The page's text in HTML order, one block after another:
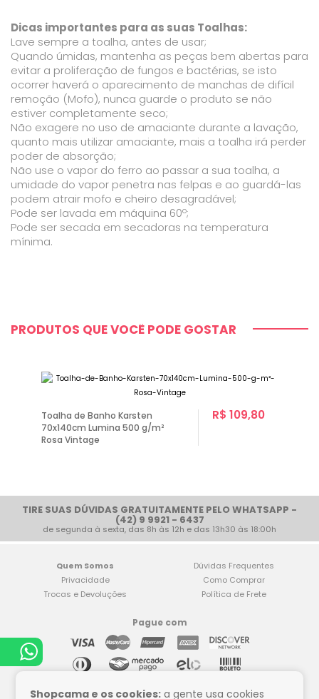
Dicas importantes para as suas Toalhas:
Lave sempre a toalha, antes de usar;
Quando úmidas, mantenha as peças bem abertas para
evitar a proliferação de fungos e bactérias, se isto
ocorrer haverá o aparecimento de manchas de difícil
remoção (Mofo), nunca guarde o produto se não
estiver completamente seco;
Não exagere no uso de amaciante durante a lavação,
quanto mais utilizar amaciante, mais a toalha irá perder
poder de absorção;
Não use o vapor do ferro ao passar a sua toalha, a
umidade do vapor penetra nas felpas e ao guardá-las
podem atrair mofo e cheiro desagradável;
Pode ser lavada em máquina 60º;
Pode ser secada em secadoras na temperatura
mínima.
PRODUTOS QUE VOCÊ PODE GOSTAR
Toalha de Banho Karsten
70x140cm Lumina 500 g/m²
Rosa Vintage
R$ 109,80
TIRE SUAS DÚVIDAS GRATUITAMENTE PELO WHATSAPP -
(42) 9 9921 - 6437
de segunda à sexta, das 8h às 12h e das 13h30 às 18:00h
Quem Somos
Privacidade
Trocas e Devoluções
Dúvidas Frequentes
Como Comprar
Política de Frete
Pague com
Compre tranquilo
Shopcama e os cookies: a gente usa cookies